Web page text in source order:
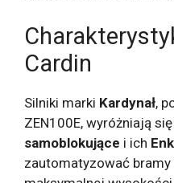
Cardin
Silniki marki Kardynał,
ZEN100E, wyróżniają
samoblokujące i ich
zautomatyzować